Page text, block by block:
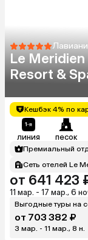
Le
Resort &
Кешбэк 4% по
линия песок
Премиальный
Сеть отелей Le
от 641 423
11 мар. - 17 мар., 6
Выгодные туры на
от 703 382 ₽
3 мар. - 11 мар., 8 н.